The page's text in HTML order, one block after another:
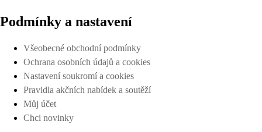
Podmínky a nastavení
Všeobecné obchodní podmínky
Ochrana osobních údajů a cookies
Nastavení soukromí a cookies
Pravidla akčních nabídek a soutěží
Můj účet
Chci novinky